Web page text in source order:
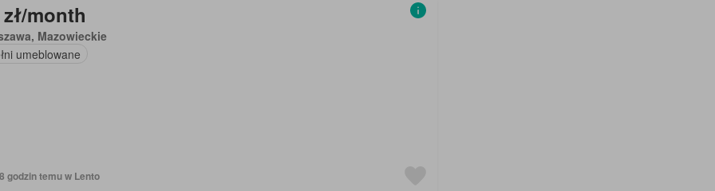
month
Mazowieckie
umeblowane
godzin temu w Lento